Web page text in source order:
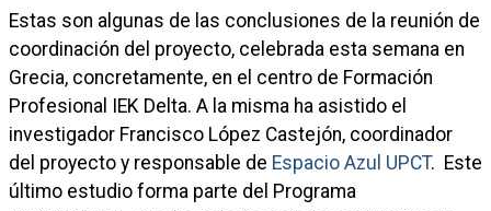
Estas son algunas de las conclusiones de la reunión de
coordinación del proyecto, celebrada esta semana en
Grecia, concretamente, en el centro de Formación
Profesional IEK Delta. A la misma ha asistido el
investigador Francisco López Castejón, coordinador
del proyecto y responsable de Espacio Azul UPCT. Este
último estudio forma parte del Programa